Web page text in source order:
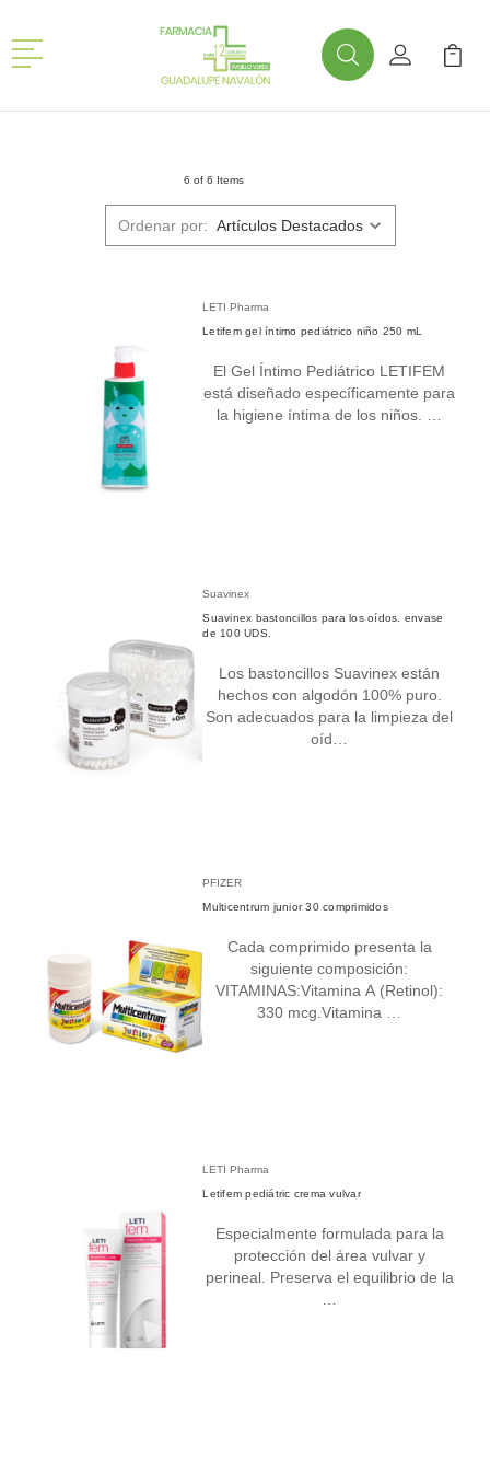
Menú
BuscarMi Cuenta
Mi
6 of 6 Items
Ordenar por:
LETI Pharma
Letifem gel íntimo pediátrico niño 250 mL
El Gel Íntimo Pediátrico LETIFEM
está diseñado específicamente para
la higiene íntima de los niños. …
Suavinex
Suavinex bastoncillos para los oídos. envase
de 100 UDS.
Los bastoncillos Suavinex están
hechos con algodón 100% puro.
Son adecuados para la limpieza del
oíd…
PFIZER
Multicentrum junior 30 comprimidos
Cada comprimido presenta la
siguiente composición:
VITAMINAS:Vitamina A (Retinol):
330 mcg.Vitamina …
LETI Pharma
Letifem pediátric crema vulvar
Especialmente formulada para la
protección del área vulvar y
perineal. Preserva el equilibrio de la
…